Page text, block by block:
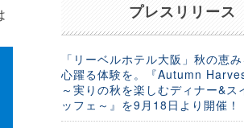
プレスリリース
「リーベルホテル大阪」秋の恵み
心躍る体験を。『Autumn
～実りの秋を楽しむディナー&ス
ッフェ～』を9月18日より開催！